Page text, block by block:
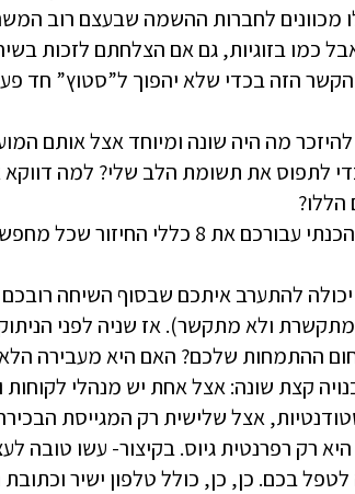
מכוונים לחברות ההשמה שבעצם רוב
כמו בזוגיות, גם אם הצלחתם לזכות
הזה בכדי שלא יהפוך ל”סטוץ” חד
להיזכר מה היה שונה ומיוחד אצל אותם
לתפוס את תשומת הלב שלי? למה דווקא
מחפשי העבודה חייבים לדעת. והרי הם:
יכולה להתערב איתכם שבסוף השיחה
ולא מתקשר). אז שניה לפני
ההתמחות שלכם? האם היא מעבירה
קצת שונה: אצל אחת יש מנהלי לקוחות
אצל שלישית רק המגייסת
רק רפרנטית גיוס. בקיצור- עשו טובה
בכם. כן, כן, כולל טלפון ישיר